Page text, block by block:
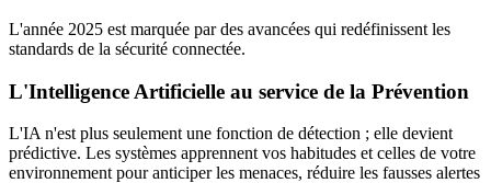
L'année 2025 est marquée par des avancées qui redéfinissent les
standards de la sécurité connectée.
L'Intelligence Artificielle au service de la Prévention
L'IA n'est plus seulement une fonction de détection ; elle devient
prédictive. Les systèmes apprennent vos habitudes et celles de votre
environnement pour anticiper les menaces, réduire les fausses alertes